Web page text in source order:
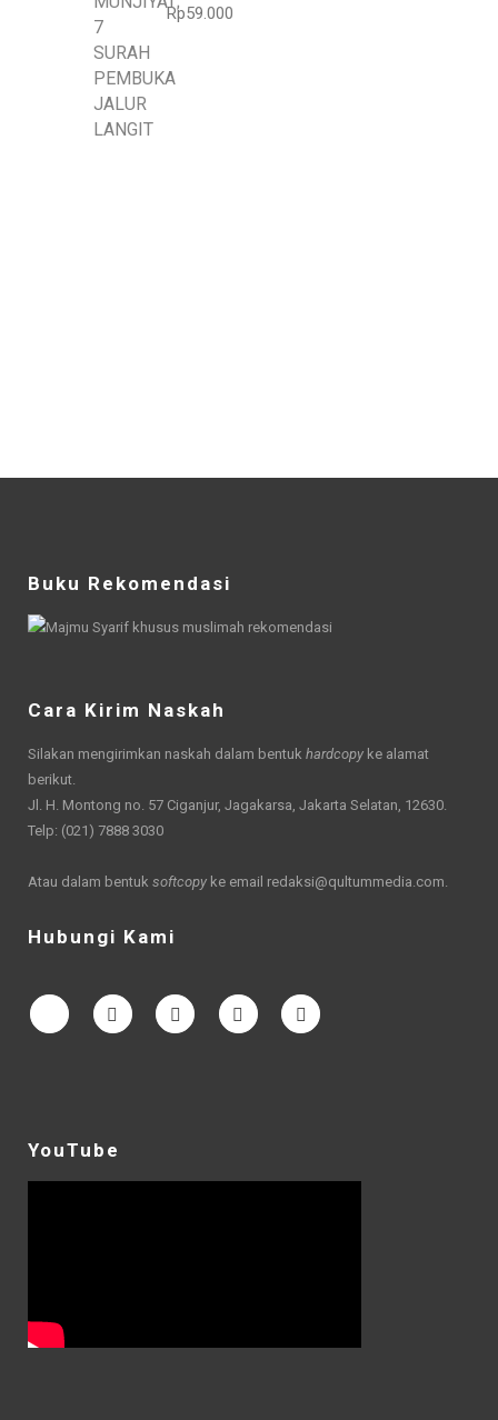
Rp59.000
Buku Rekomendasi
Cara Kirim Naskah
Silakan mengirimkan naskah dalam bentuk hardcopy ke alamat
berikut.
Jl. H. Montong no. 57 Ciganjur, Jagakarsa, Jakarta Selatan, 12630.
Telp: (021) 7888 3030
Atau dalam bentuk softcopy ke email redaksi@qultummedia.com.
Hubungi Kami
YouTube